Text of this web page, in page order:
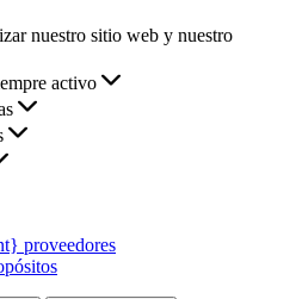
nuestro sitio web y nuestro
activo
proveedores